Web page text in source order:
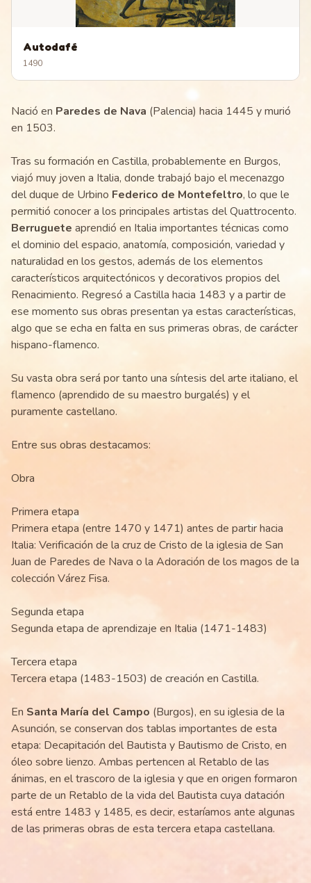
Autodafé
1490
Nació en Paredes de Nava (Palencia) hacia 1445 y murió
en 1503.
Tras su formación en Castilla, probablemente en Burgos,
viajó muy joven a Italia, donde trabajó bajo el mecenazgo
del duque de Urbino Federico de Montefeltro, lo que le
permitió conocer a los principales artistas del Quattrocento.
Berruguete aprendió en Italia importantes técnicas como
el dominio del espacio, anatomía, composición, variedad y
naturalidad en los gestos, además de los elementos
característicos arquitectónicos y decorativos propios del
Renacimiento. Regresó a Castilla hacia 1483 y a partir de
ese momento sus obras presentan ya estas características,
algo que se echa en falta en sus primeras obras, de carácter
hispano-flamenco.
Su vasta obra será por tanto una síntesis del arte italiano, el
flamenco (aprendido de su maestro burgalés) y el
puramente castellano.
Entre sus obras destacamos:
Obra
Primera etapa
Primera etapa (entre 1470 y 1471) antes de partir hacia
Italia: Verificación de la cruz de Cristo de la iglesia de San
Juan de Paredes de Nava o la Adoración de los magos de la
colección Várez Fisa.
Segunda etapa
Segunda etapa de aprendizaje en Italia (1471-1483)
Tercera etapa
Tercera etapa (1483-1503) de creación en Castilla.
En Santa María del Campo (Burgos), en su iglesia de la
Asunción, se conservan dos tablas importantes de esta
etapa: Decapitación del Bautista y Bautismo de Cristo, en
óleo sobre lienzo. Ambas pertencen al Retablo de las
ánimas, en el trascoro de la iglesia y que en origen formaron
parte de un Retablo de la vida del Bautista cuya datación
está entre 1483 y 1485, es decir, estaríamos ante algunas
de las primeras obras de esta tercera etapa castellana.